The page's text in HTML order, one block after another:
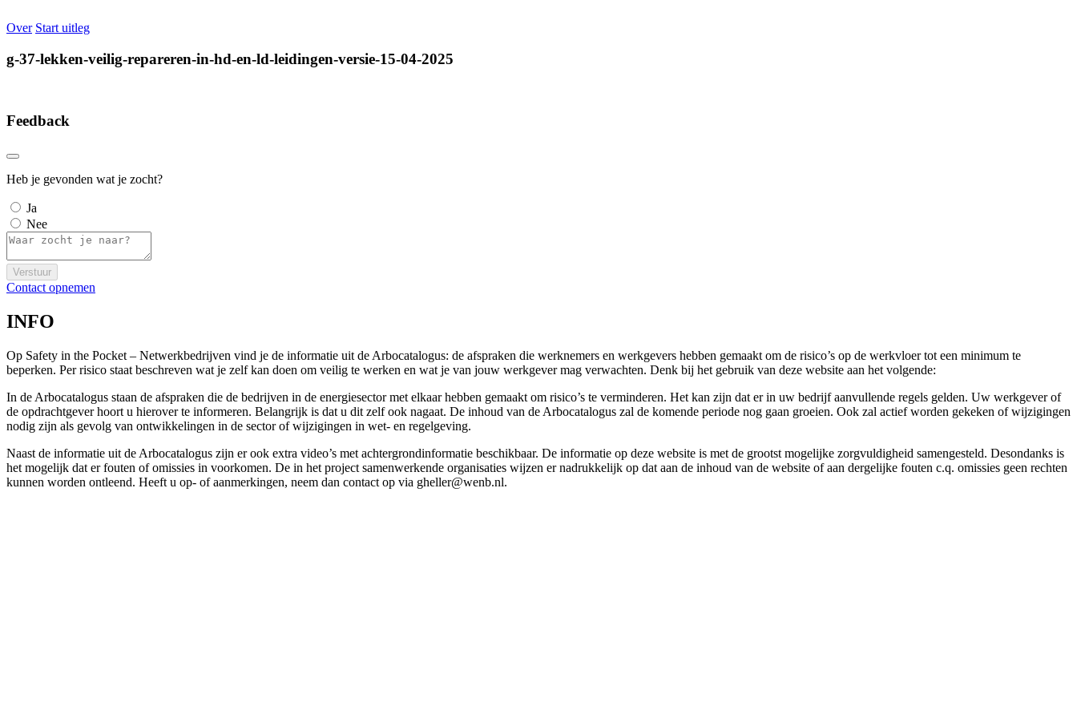
Over Start uitleg
g-37-lekken-veilig-repareren-in-hd-en-ld-leidingen-versie-15-04-2025
Feedback
Heb je gevonden wat je zocht?
Ja
Nee
Verstuur
Contact opnemen
INFO
Op Safety in the Pocket – Netwerkbedrijven vind je de informatie uit de Arbocatalogus: de afspraken die werknemers en werkgevers hebben gemaakt om de risico’s op de werkvloer tot een minimum te
beperken. Per risico staat beschreven wat je zelf kan doen om veilig te werken en wat je van jouw werkgever mag verwachten. Denk bij het gebruik van deze website aan het volgende:
In de Arbocatalogus staan de afspraken die de bedrijven in de energiesector met elkaar hebben gemaakt om risico’s te verminderen. Het kan zijn dat er in uw bedrijf aanvullende regels gelden. Uw werkgever of
de opdrachtgever hoort u hierover te informeren. Belangrijk is dat u dit zelf ook nagaat. De inhoud van de Arbocatalogus zal de komende periode nog gaan groeien. Ook zal actief worden gekeken of wijzigingen
nodig zijn als gevolg van ontwikkelingen in de sector of wijzigingen in wet- en regelgeving.
Naast de informatie uit de Arbocatalogus zijn er ook extra video’s met achtergrondinformatie beschikbaar. De informatie op deze website is met de grootst mogelijke zorgvuldigheid samengesteld. Desondanks is
het mogelijk dat er fouten of omissies in voorkomen. De in het project samenwerkende organisaties wijzen er nadrukkelijk op dat aan de inhoud van de website of aan dergelijke fouten c.q. omissies geen rechten
kunnen worden ontleend. Heeft u op- of aanmerkingen, neem dan contact op via gheller@wenb.nl.